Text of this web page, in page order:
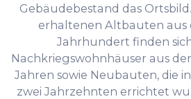
Gebäudebestand das
erhaltenen Altbauten aus
Jahrhundert finden
Nachkriegswohnhäuser aus
Jahren sowie Neubauten, die
zwei Jahrzehnten errichtet